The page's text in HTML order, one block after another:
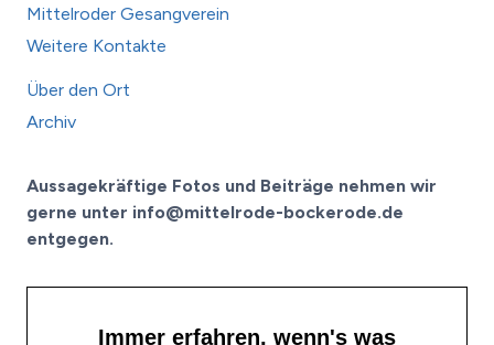
Mittelroder Gesangverein
Weitere Kontakte
Über den Ort
Archiv
Aussagekräftige Fotos und Beiträge nehmen wir
gerne unter info@mittelrode-bockerode.de
entgegen.
Immer erfahren, wenn's was